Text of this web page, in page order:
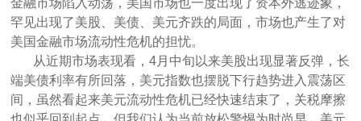
罕见出现了美股、美债、美元齐跌的局面，市场也产生了对
美国金融市场流动性危机的担忧。
从近期市场表现看，4月中旬以来美股出现显著反弹，长
端美债利率有所回落，美元指数也摆脱下行趋势进入震荡区
间，虽然看起来美元流动性危机已经快速结束了，关税摩擦